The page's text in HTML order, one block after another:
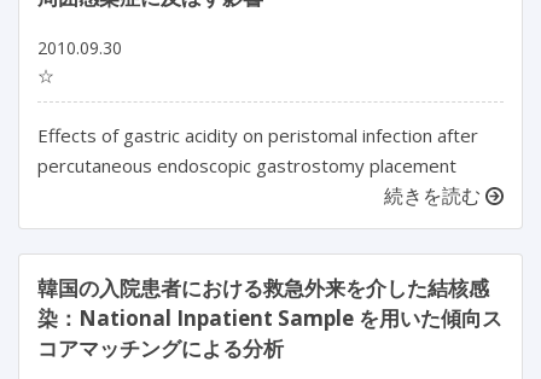
2010.09.30
☆
Effects of gastric acidity on peristomal infection after
percutaneous endoscopic gastrostomy placement
続きを読む
韓国の入院患者における救急外来を介した結核感
染：National Inpatient Sample を用いた傾向ス
コアマッチングによる分析